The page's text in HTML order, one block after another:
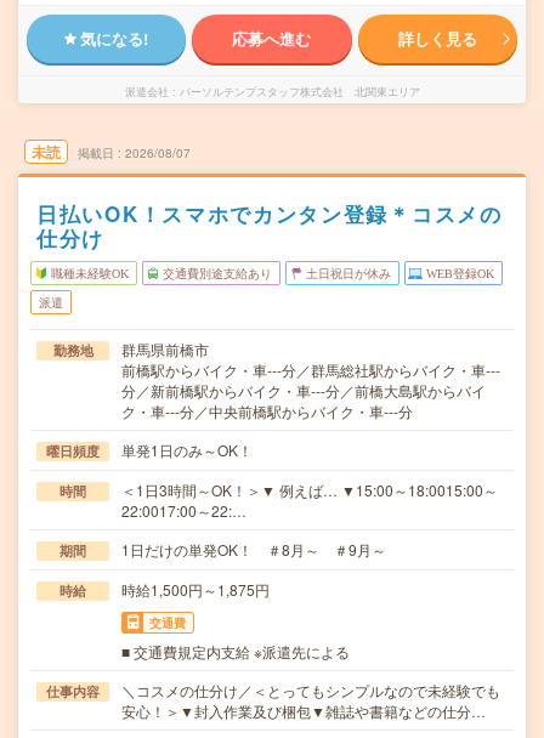
気になる! 応募へ進む 詳しく見る
派遣会社 パーソルテンプスタッフ株式会社 北関東エリア
未読 掲載日 2026/08/07
日払いOK！スマホでカンタン登録＊コスメの
仕分け
職種未経験OK 交通費別途支給あり 土日祝日が休み WEB登録OK
派遣
勤務地
群馬県前橋市
前橋駅からバイク・車---分／群馬総社駅からバイク・車---
分／新前橋駅からバイク・車---分／前橋大島駅からバイ
ク・車---分／中央前橋駅からバイク・車---分
曜日頻度 単発1日のみ～OK！
時間
＜1日3時間～OK！＞▼ 例えば… ▼15:00～18:0015:00～
22:0017:00～22:…
期間 1日だけの単発OK！ ＃8月～ ＃9月～
時給 時給1,500円～1,875円
交通費
■ 交通費規定内支給 ※派遣先による
仕事内容
＼コスメの仕分け／＜とってもシンプルなので未経験でも
安心！＞▼封入作業及び梱包▼雑誌や書籍などの仕分…